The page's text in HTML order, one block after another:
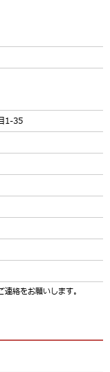
1-35
絡をお願いします。